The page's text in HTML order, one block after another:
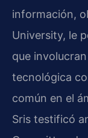
información,
University, le
que
tecnológica
común en el
Sris testificó